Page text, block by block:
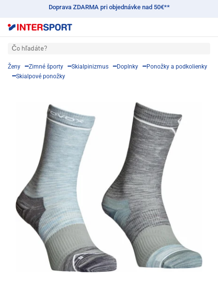
Doprava ZDARMA pri objednávke nad 50€**
Čo hľadáte?
Ženy Zimné športy Skialpinizmus Doplnky
Ponožky a podkolienky
Skialpové ponožky